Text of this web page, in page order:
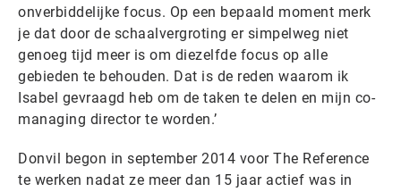
onverbiddelijke focus. Op een bepaald moment merk
je dat door de schaalvergroting er simpelweg niet
genoeg tijd meer is om diezelfde focus op alle
gebieden te behouden. Dat is de reden waarom ik
Isabel gevraagd heb om de taken te delen en mijn co-
managing director te worden.’
Donvil begon in september 2014 voor The Reference
te werken nadat ze meer dan 15 jaar actief was in